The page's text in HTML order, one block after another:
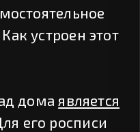
устроен этот
домаявляется
его росписи